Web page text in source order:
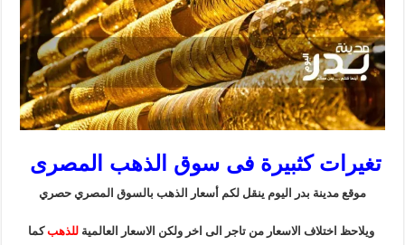
تغيرات كثبيرة فى سوق الذهب المصرى
موقع مدينة بدر اليوم ينقل لكم أسعار الذهب بالسوق المصري حصري
ويلاحظ اختلاف الاسعار من تاجر الى اخر ولكن الاسعار العالمية للذهبكما